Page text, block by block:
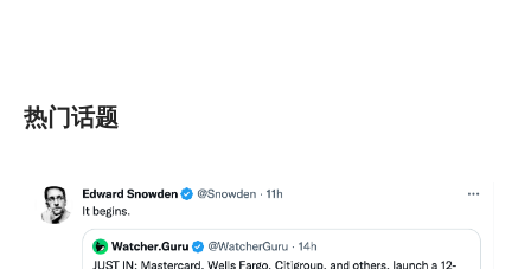
热门话题